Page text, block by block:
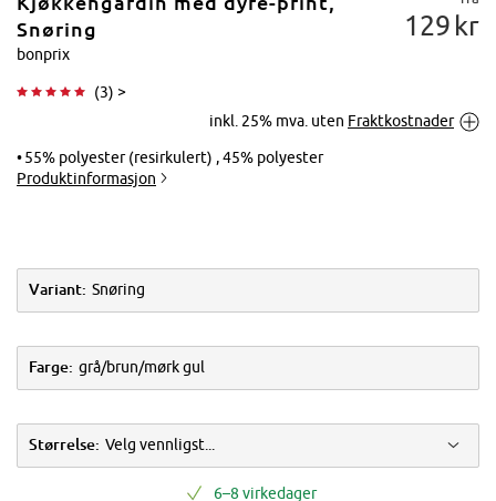
forstørre
Snøring
bonprix
(3) >
129 kr
inkl. 25% mva. uten Fraktkostnader
55% polyester (resirkulert) , 45% polyester
Produktinformasjon
Variant: Snøring
Farge: grå/brun/mørk gul
Størrelse: Velg vennligst...
6–8 virkedager